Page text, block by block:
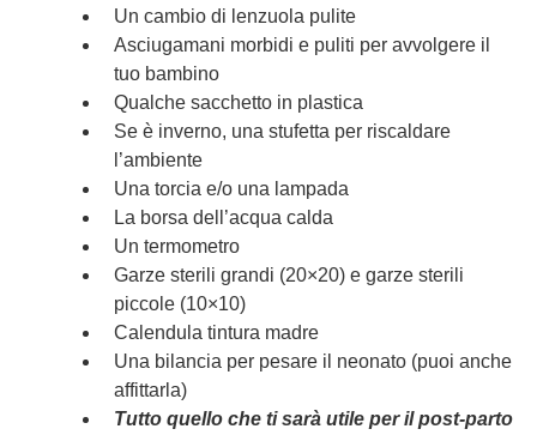
Un cambio di lenzuola pulite
Asciugamani morbidi e puliti per avvolgere il
tuo bambino
Qualche sacchetto in plastica
Se è inverno, una stufetta per riscaldare
l’ambiente
Una torcia e/o una lampada
La borsa dell’acqua calda
Un termometro
Garze sterili grandi (20×20) e garze sterili
piccole (10×10)
Calendula tintura madre
Una bilancia per pesare il neonato (puoi anche
affittarla)
Tutto quello che ti sarà utile per il post-parto